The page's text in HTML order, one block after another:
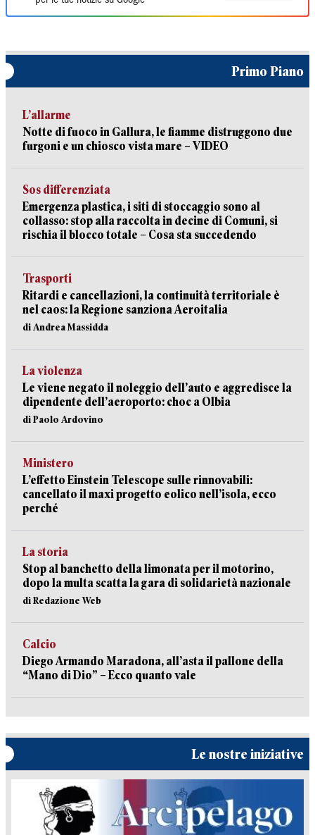
Primo Piano
L’allarme
Notte di fuoco in Gallura, le fiamme distruggono due
furgoni e un chiosco vista mare – VIDEO
Sos differenziata
Emergenza plastica, i siti di stoccaggio sono al
collasso: stop alla raccolta in decine di Comuni, si
rischia il blocco totale – Cosa sta succedendo
Trasporti
Ritardi e cancellazioni, la continuità territoriale è
nel caos: la Regione sanziona Aeroitalia
di Andrea Massidda
La violenza
Le viene negato il noleggio dell’auto e aggredisce la
dipendente dell’aeroporto: choc a Olbia
di Paolo Ardovino
Ministero
L’effetto Einstein Telescope sulle rinnovabili:
cancellato il maxi progetto eolico nell’isola, ecco
perché
La storia
Stop al banchetto della limonata per il motorino,
dopo la multa scatta la gara di solidarietà nazionale
di Redazione Web
Calcio
Diego Armando Maradona, all’asta il pallone della
“Mano di Dio” – Ecco quanto vale
Le nostre iniziative